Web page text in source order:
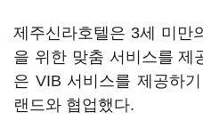
제주신라호텔은 3세 미만
을 위한 맞춤 서비스를 제
은 VIB 서비스를 제공하
랜드와 협업했다.